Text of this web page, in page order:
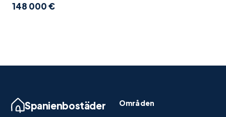
148 000 €
Spanienbostäder Områden